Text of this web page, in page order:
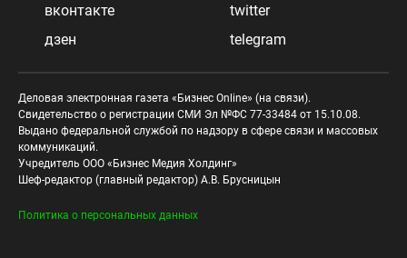
вконтакте
twitter
дзен
telegram
Деловая электронная газета «Бизнес Online» (на связи).
Свидетельство о регистрации СМИ Эл №ФС 77-33484 от 15.10.08.
Выдано федеральной службой по надзору в сфере связи и массовых
коммуникаций.
Учредитель ООО «Бизнес Медия Холдинг»
Шеф-редактор (главный редактор) А.В. Брусницын
Политика о персональных данных